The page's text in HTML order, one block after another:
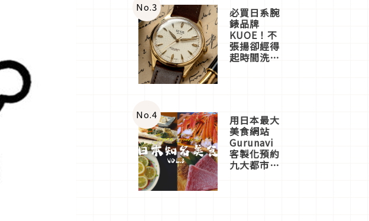
No.3 必買日系腕
錶品牌
KUOE！不
張揚卻經得
起時間洗鍊
No.4 用日本最大
美食網站
Gurunavi
客製化預約
九大都市餐